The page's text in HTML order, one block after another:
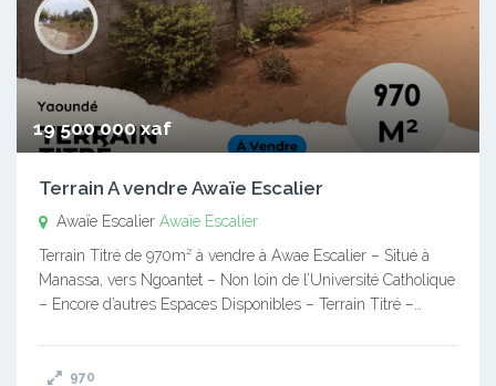
19 500 000 xaf
Terrain A vendre Awaïe Escalier
Awaïe Escalier Awaïe Escalier
Terrain Titré de 970m² à vendre à Awae Escalier – Situé à
Manassa, vers Ngoantet – Non loin de l’Université Catholique
– Encore d’autres Espaces Disponibles – Terrain Titré –…
970